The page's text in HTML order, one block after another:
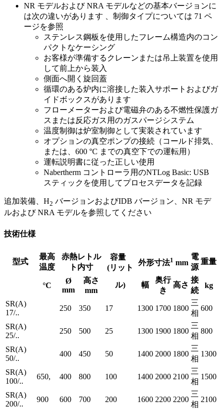
NR モデルおよび NRA モデルなどの基本バージョンに
は次の違いがあります 、制御タイプについては 71 ペ
ージを参照
ステンレス鋼板を使用したフレーム構造内のコン
パクトなケーシング
お客様が準備するクレーンまたは吊上装置を使用
して前上から装入
側面へ開く旋回蓋
循環のある炉内に溶接した装入サポートおよびガ
イドボックスがあります
フローメーターおよび電磁弁のある不燃性保護ガ
スまたは反応ガス用のガスパージシステム
温度制御は炉室制御として実装されています
オプションの真空ポンプの接続（コールド排気、
または、600 °C までの真空下での運転用）
運転説明書に従った正しい使用
Nabertherm コントローラ用のNTLog Basic: USB
スティックを使用してプロセスデータを記録
追加装備、H2 バージョンおよびIDB バージョン、NR モデ
ルおよび NRA モデルを参照してください
技術仕様
型式
最高
温度
赤熱レトル
ト内寸
容量
(リット
外形寸法1 mm
電
源
重量
°C
Ø
mm
高さ
mm
ル) 幅
奥行
き
高さ
接
続
kg
SR(A)
17/..
250 350 17 1300 1700 1800
三
相
600
SR(A)
25/..
250 500 25 1300 1900 1800
三
相
800
SR(A)
50/..
400 450 50 1400 2000 1800
三
相
1300
SR(A)
100/..
650, 400 800 100 1400 2000 2100
三
相
1500
SR(A)
200/..
900 600 700 200 1600 2200 2200
三
相
2100